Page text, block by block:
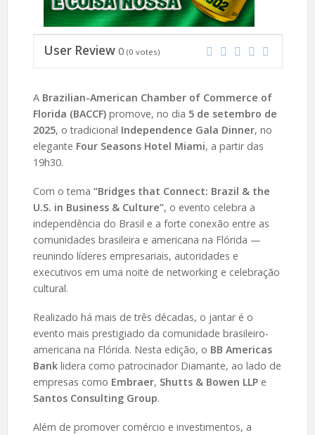
User Review 0 (0 votes)
A Brazilian-American Chamber of Commerce of
Florida (BACCF)promove, no dia 5 de setembro de
2025, o tradicional Independence Gala Dinner, no
elegante Four Seasons Hotel Miami, a partir das
19h30.
Com o tema “Bridges that Connect: Brazil & the
U.S. in Business & Culture”, o evento celebra a
independência do Brasil e a forte conexão entre as
comunidades brasileira e americana na Flórida —
reunindo líderes empresariais, autoridades e
executivos em uma noite de networking e celebração
cultural.
Realizado há mais de três décadas, o jantar é o
evento mais prestigiado da comunidade brasileiro-
americana na Flórida. Nesta edição, o BB Americas
Banklidera como patrocinador Diamante, ao lado de
empresas como Embraer, Shutts & Bowen LLPe
Santos Consulting Group.
Além de promover comércio e investimentos, a